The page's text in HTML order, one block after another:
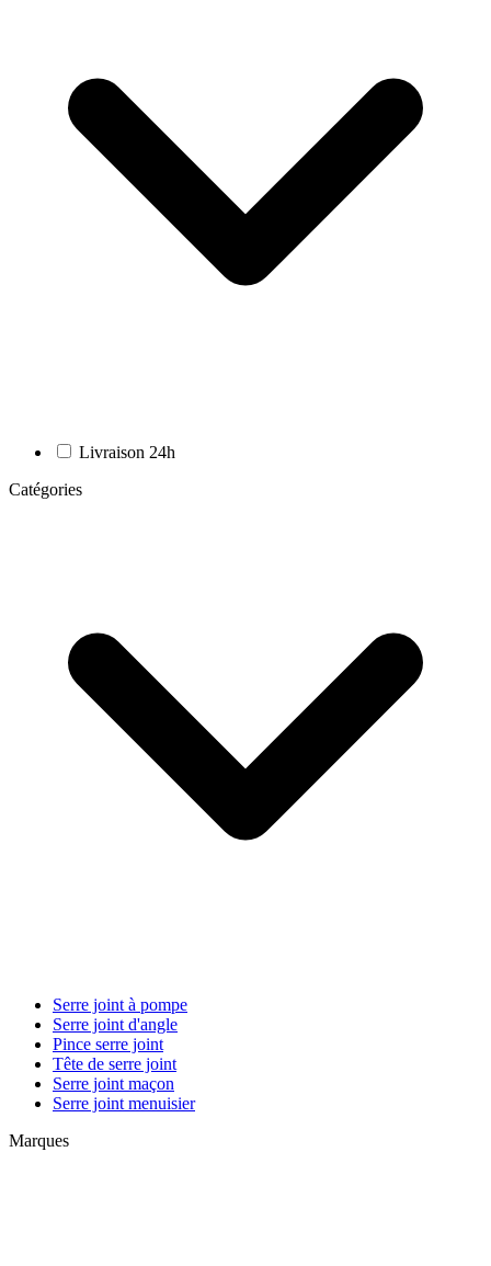
Livraison 24h
Catégories
Serre joint à pompe
Serre joint d'angle
Pince serre joint
Tête de serre joint
Serre joint maçon
Serre joint menuisier
Marques